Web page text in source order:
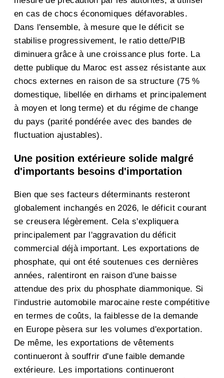
en cas de chocs économiques défavorables.
Dans l'ensemble, à mesure que le déficit se
stabilise progressivement, le ratio dette/PIB
diminuera grâce à une croissance plus forte. La
dette publique du Maroc est assez résistante aux
chocs externes en raison de sa structure (75 %
domestique, libellée en dirhams et principalement
à moyen et long terme) et du régime de change
du pays (parité pondérée avec des bandes de
fluctuation ajustables).
Une position extérieure solide malgré
d'importants besoins d'importation
Bien que ses facteurs déterminants resteront
globalement inchangés en 2026, le déficit courant
se creusera légèrement. Cela s'expliquera
principalement par l'aggravation du déficit
commercial déjà important. Les exportations de
phosphate, qui ont été soutenues ces dernières
années, ralentiront en raison d'une baisse
attendue des prix du phosphate diammonique. Si
l'industrie automobile marocaine reste compétitive
en termes de coûts, la faiblesse de la demande
en Europe pèsera sur les volumes d'exportation.
De même, les exportations de vêtements
continueront à souffrir d'une faible demande
extérieure. Les importations continueront